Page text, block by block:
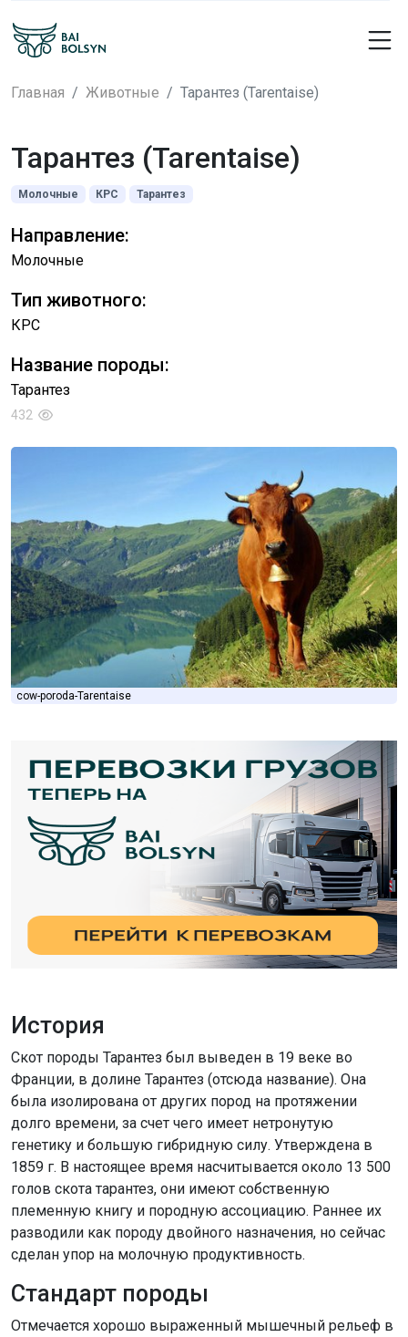
Главная Животные Тарантез (Tarentaise)
Тарантез (Tarentaise)
Молочные КРС Тарантез
Направление:
Молочные
Тип животного:
КРС
Название породы:
Тарантез
432
cow-poroda-Tarentaise
История
Скот породы Тарантез был выведен в 19 веке во
Франции, в долине Тарантез (отсюда название). Она
была изолирована от других пород на протяжении
долго времени, за счет чего имеет нетронутую
генетику и большую гибридную силу. Утверждена в
1859 г. В настоящее время насчитывается около 13 500
голов скота тарантез, они имеют собственную
племенную книгу и породную ассоциацию. Раннее их
разводили как породу двойного назначения, но сейчас
сделан упор на молочную продуктивность.
Стандарт породы
Отмечается хорошо выраженный мышечный рельеф в